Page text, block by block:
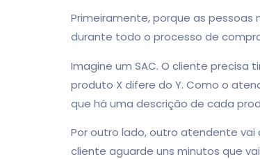
Primeiramente, porque as
durante todo o processo de
Imagine um SAC. O cliente precisa
produto X difere do Y. Como o
que há uma descrição de cada
Por outro lado, outro atendente
cliente aguarde uns minutos que